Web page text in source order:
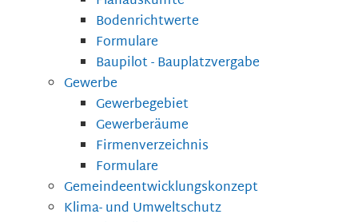
Bodenrichtwerte
Formulare
Baupilot - Bauplatzvergabe
Gewerbe
Gewerbegebiet
Gewerberäume
Firmenverzeichnis
Formulare
Gemeindeentwicklungskonzept
Klima- und Umweltschutz